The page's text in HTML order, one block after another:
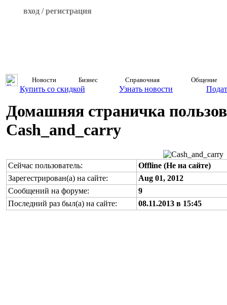
вход / регистрация
Новости Бизнес Справочная Общение
Купить со скидкой Узнать новости
Домашняя страничка
Cash_and_carry
Сейчас пользователь:
Offline (Не на сайте)
Зарегестрирован(а) на сайте:
Aug 01, 2012
Сообщений на форуме:
9
Последний раз был(а) на сайте:
08.11.2013 в 15:45